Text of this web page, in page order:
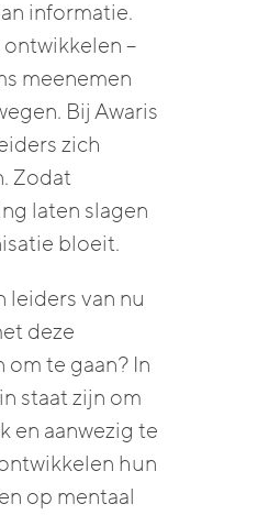
informatie.
–
meenemen
Bij Awaris
zich
Zodat
laten slagen
bloeit.
leiders van nu
deze
te gaan? In
staat zijn om
en aanwezig te
hun
op mentaal